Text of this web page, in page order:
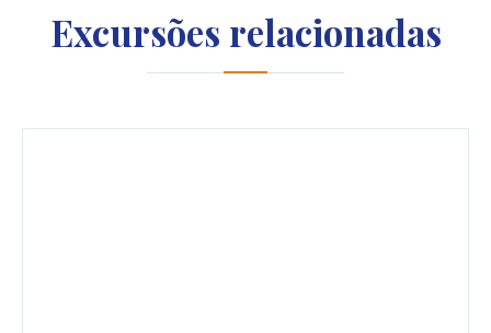
Excursões relacionadas